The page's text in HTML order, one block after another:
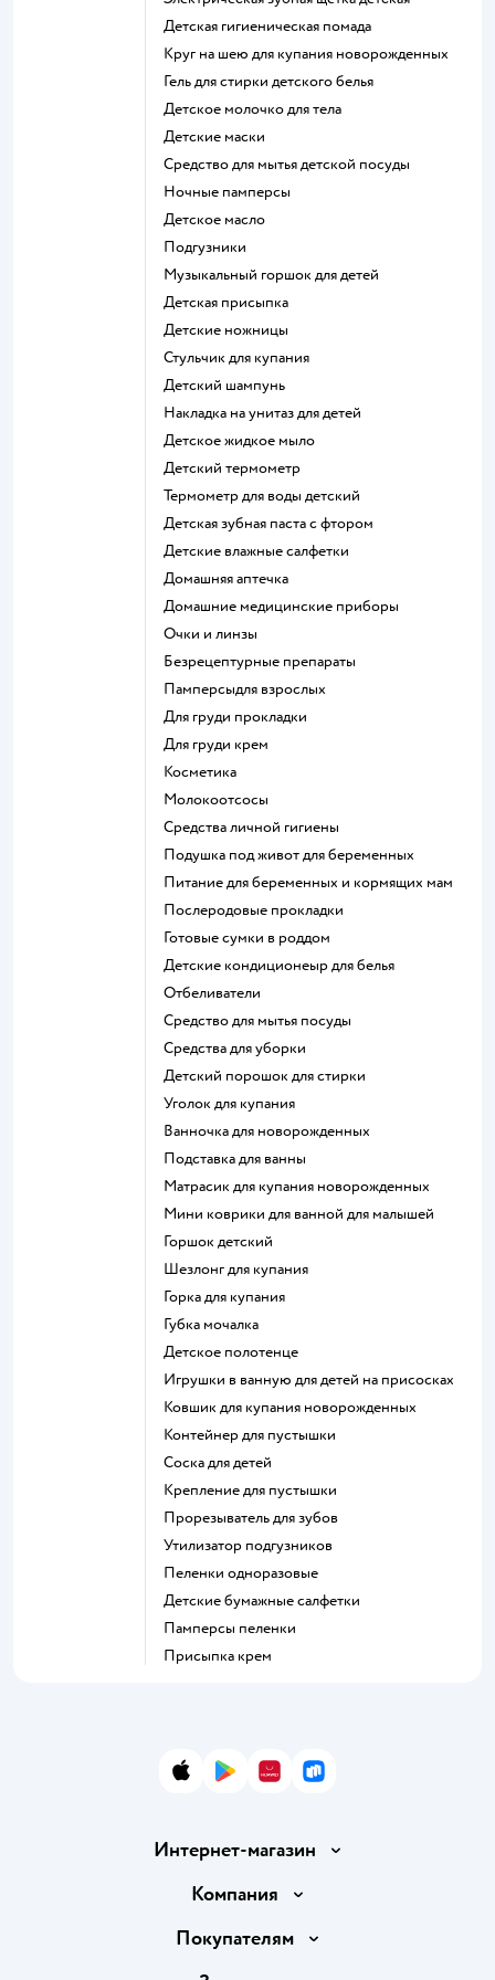
детская гигиеническая помада
круг на шею для купания новорожденных
гель для стирки детского белья
детское молочко для тела
детские маски
средство для мытья детской посуды
ночные памперсы
детское масло
подгузники
музыкальный горшок для детей
детская присыпка
детские ножницы
стульчик для купания
детский шампунь
накладка на унитаз для детей
детское жидкое мыло
детский термометр
термометр для воды детский
детская зубная паста с фтором
детские влажные салфетки
домашняя аптечка
домашние медицинские приборы
очки и линзы
безрецептурные препараты
памперсыдля взрослых
для груди прокладки
для груди крем
косметика
Молокоотсосы
средства личной гигиены
подушка под живот для беременных
питание для беременных и кормящих мам
послеродовые прокладки
готовые сумки в роддом
детские кондиционеыр для белья
отбеливатели
средство для мытья посуды
средства для уборки
детский порошок для стирки
уголок для купания
ванночка для новорожденных
подставка для ванны
матрасик для купания новорожденных
мини коврики для ванной для малышей
горшок детский
шезлонг для купания
горка для купания
губка мочалка
детское полотенце
игрушки в ванную для детей на присосках
ковшик для купания новорожденных
контейнер для пустышки
соска для детей
крепление для пустышки
прорезыватель для зубов
утилизатор подгузников
пеленки одноразовые
детские бумажные салфетки
памперсы пеленки
присыпка крем
App StoreGoogle Play
AppGallery
RuStore
Интернет-магазин
Доставка и оплата
Обмен и возврат товара
Компания
О компании
Покупателям